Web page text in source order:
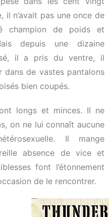
il n’avait pas une once de
champion de poids et
depuis une dizaine
il a pris du ventre, il
dans de vastes pantalons
bien coupés.
longs et minces. Il ne
on ne lui connaît aucune
Il mange
absence de vice et
font l’étonnement
de le rencontrer.